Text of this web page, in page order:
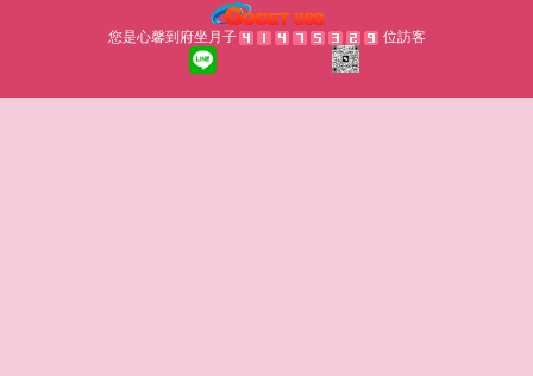
您是心馨到府坐月子 位訪客